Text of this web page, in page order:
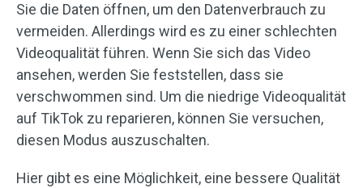
Sie die Daten öffnen, um den Datenverbrauch zu
vermeiden. Allerdings wird es zu einer schlechten
Videoqualität führen. Wenn Sie sich das Video
ansehen, werden Sie feststellen, dass sie
verschwommen sind. Um die niedrige Videoqualität
auf TikTok zu reparieren, können Sie versuchen,
diesen Modus auszuschalten.
Hier gibt es eine Möglichkeit, eine bessere Qualität